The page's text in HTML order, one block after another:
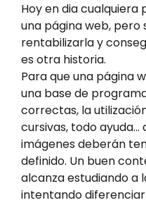
Hoy en dia
una página web,
rentabilizarla y
es otra historia.
Para que una página
una base de
correctas, la
cursivas, todo ayuda…
imágenes deberán
definido. Un buen
alcanza estudiando a
intentando